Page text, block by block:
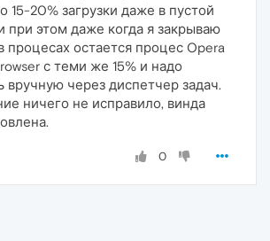
15-20% загрузки даже в пустой
при этом даже когда я закрываю
процесах остается процес Opera
с теми же 15% и надо
вручную через диспетчер задач.
ничего не исправило, винда
0